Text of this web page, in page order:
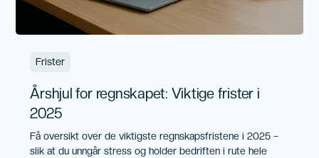
Frister
Årshjul for regnskapet: Viktige frister i
2025
Få oversikt over de viktigste regnskapsfristene i 2025 –
slik at du unngår stress og holder bedriften i rute hele